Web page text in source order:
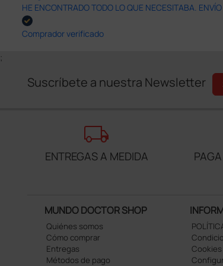
HE ENCONTRADO TODO LO QUE NECESITABA.
Comprador verificado
;
Suscríbete a nuestra Newsletter
local_shipping
ENTREGAS A MEDIDA
MUNDO DOCTOR SHOP
Quiénes somos
Cómo comprar
Entregas
Métodos de pago
Cookies